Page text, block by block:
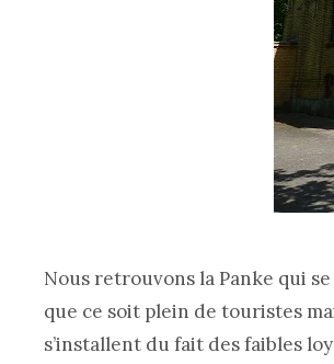
Nous retrouvons la Panke qui
que ce soit plein de touristes
s’installent du fait des faibles